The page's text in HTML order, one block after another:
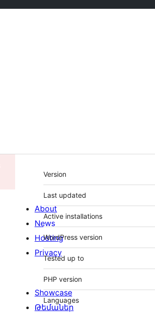
Meta
Version
Last updated
Active installations
WordPress version
Tested up to
PHP version
Languages
About
News
Hosting
Privacy
Showcase
Թեմաներ